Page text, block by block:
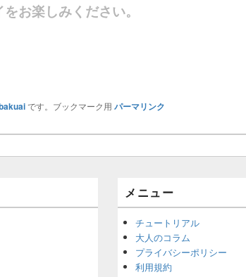
お楽しみください。
です。ブックマーク用 パーマリンク
メニュー
チュートリアル
大人のコラム
プライバシーポリシー
利用規約